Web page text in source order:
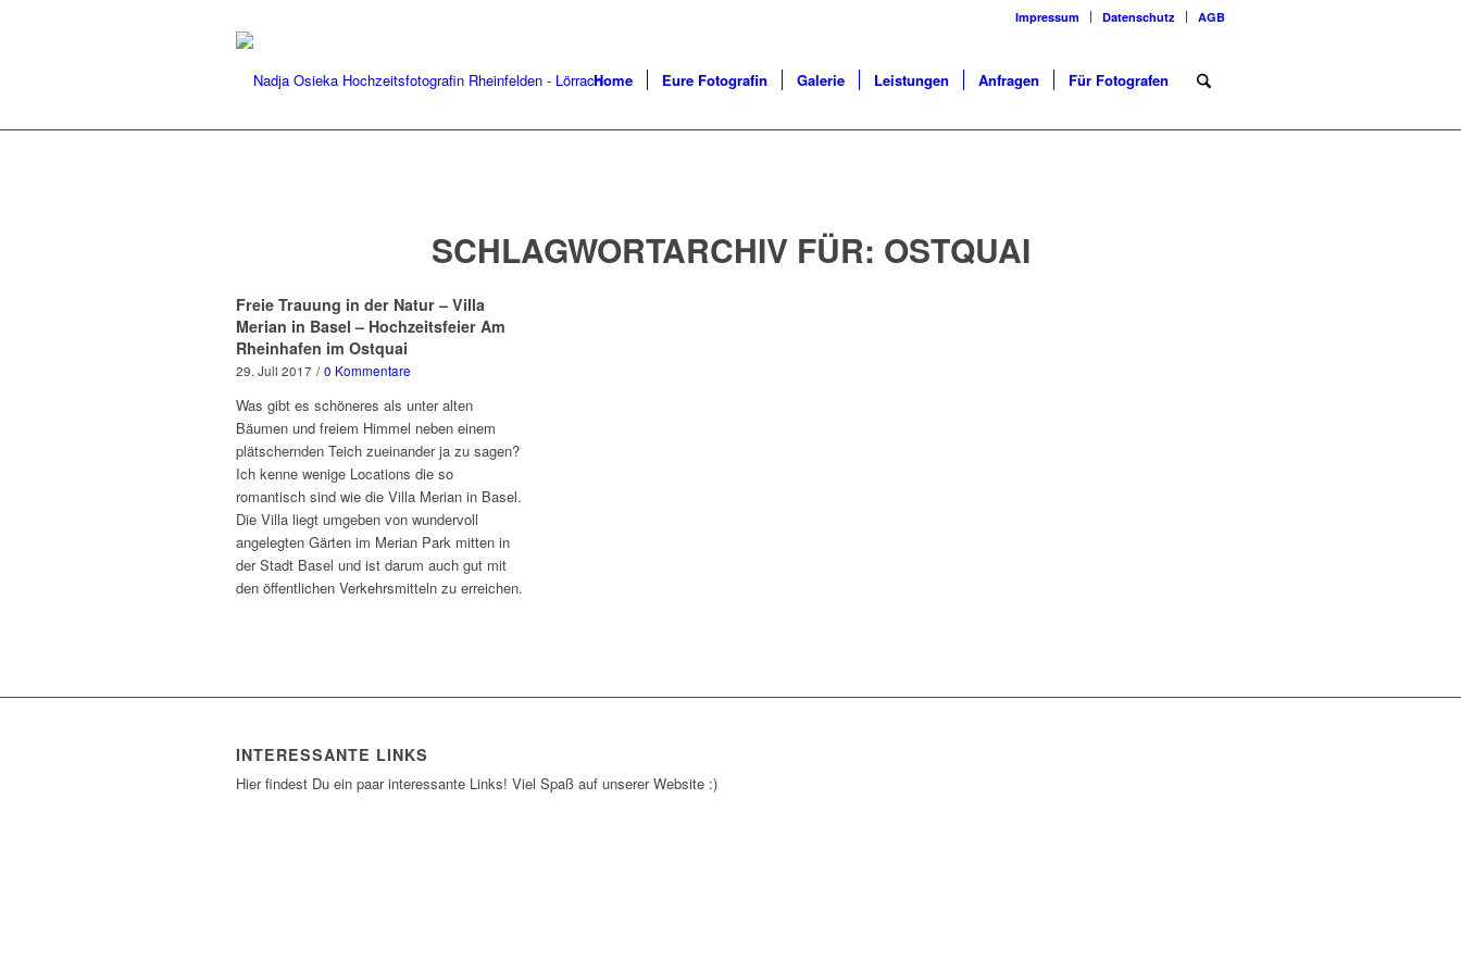
Impressum Datenschutz AGB
Home Eure Fotografin Galerie Leistungen Anfragen Für Fotografen
SCHLAGWORTARCHIV FÜR: OSTQUAI
Freie Trauung in der Natur – Villa
Merian in Basel – Hochzeitsfeier Am
Rheinhafen im Ostquai
29. Juli 2017 / 0 Kommentare
Was gibt es schöneres als unter alten
Bäumen und freiem Himmel neben einem
plätschernden Teich zueinander ja zu sagen?
Ich kenne wenige Locations die so
romantisch sind wie die Villa Merian in Basel.
Die Villa liegt umgeben von wundervoll
angelegten Gärten im Merian Park mitten in
der Stadt Basel und ist darum auch gut mit
den öffentlichen Verkehrsmitteln zu erreichen.
INTERESSANTE LINKS
Hier findest Du ein paar interessante Links! Viel Spaß auf unserer Website :)